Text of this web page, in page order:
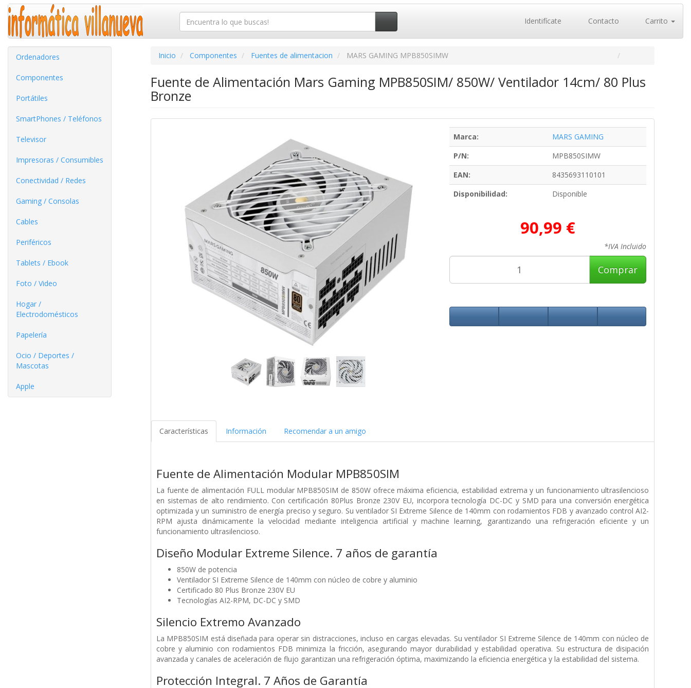
Identifícate Contacto Carrito
Ordenadores
Componentes
Portátiles
SmartPhones / Teléfonos
Televisor
Impresoras / Consumibles
Conectividad / Redes
Gaming / Consolas
Cables
Periféricos
Tablets / Ebook
Foto / Video
Hogar /
Electrodomésticos
Papelería
Ocio / Deportes /
Mascotas
Apple
Inicio Componentes Fuentes de alimentacion MARS GAMING MPB850SIMW
Fuente de Alimentación Mars Gaming MPB850SIM/ 850W/ Ventilador 14cm/ 80 Plus
Bronze
Marca:
MARS GAMING
P/N:
MPB850SIMW
EAN:
8435693110101
Disponibilidad:
Disponible
90,99 €
*IVA Incluido
Comprar
Características Información Recomendar a un amigo
Fuente de Alimentación Modular MPB850SIM
La fuente de alimentación FULL modular MPB850SIM de 850W ofrece máxima eficiencia, estabilidad extrema y un funcionamiento ultrasilencioso
en sistemas de alto rendimiento. Con certificación 80Plus Bronze 230V EU, incorpora tecnología DC-DC y SMD para una conversión energética
optimizada y un suministro de energía preciso y seguro. Su ventilador SI Extreme Silence de 140mm con rodamientos FDB y avanzado control AI2-
RPM ajusta dinámicamente la velocidad mediante inteligencia artificial y machine learning, garantizando una refrigeración eficiente y un
funcionamiento ultrasilencioso.
Diseño Modular Extreme Silence. 7 años de garantía
850W de potencia
Ventilador SI Extreme Silence de 140mm con núcleo de cobre y aluminio
Certificado 80 Plus Bronze 230V EU
Tecnologías AI2-RPM, DC-DC y SMD
Silencio Extremo Avanzado
La MPB850SIM está diseñada para operar sin distracciones, incluso en cargas elevadas. Su ventilador SI Extreme Silence de 140mm con núcleo de
cobre y aluminio con rodamientos FDB minimiza la fricción, asegurando mayor durabilidad y estabilidad operativa. Su estructura de disipación
avanzada y canales de aceleración de flujo garantizan una refrigeración óptima, maximizando la eficiencia energética y la estabilidad del sistema.
Protección Integral. 7 Años de Garantía